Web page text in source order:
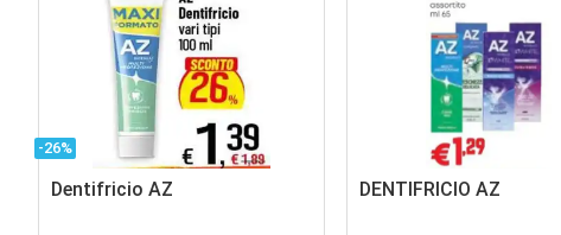
-26%
Dentifricio AZ DENTIFRICIO AZ